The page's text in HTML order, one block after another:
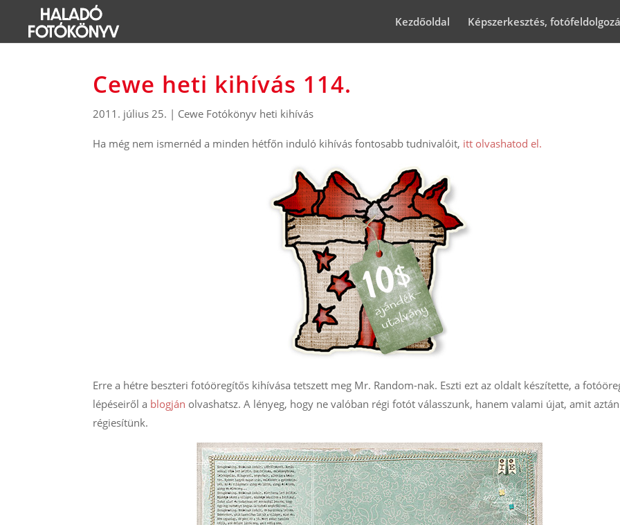
Kezdőoldal Képszerkesztés,
Cewe heti kihívás 114.
2011. július 25. | Cewe Fotókönyv heti kihívás
Ha még nem ismernéd a minden hétfőn induló kihívás fontosabb tudnivalóit, itt olvashatod el.
Erre a hétre beszteri fotóöregítős kihívása tetszett meg Mr. Random-nak. Eszti ezt az oldalt készítette, a
lépéseiről a blogján olvashatsz. A lényeg, hogy ne valóban régi fotót válasszunk, hanem valami újat, amit
régiesítünk.